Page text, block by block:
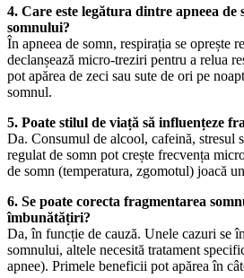
4. Care este legătura dintre apneea de
somnului?
În apneea de somn, respirația se oprește
declanșează micro-treziri pentru a relua
pot apărea de zeci sau sute de ori pe
somnul.
5. Poate stilul de viață să influențeze
Da. Consumul de alcool, cafeină, stresul
regulat de somn pot crește frecvența
de somn (temperatura, zgomotul) joacă
6. Se poate corecta fragmentarea
îmbunătățiri?
Da, în funcție de cauză. Unele cazuri se
somnului, altele necesită tratament
apnee). Primele beneficii pot apărea în